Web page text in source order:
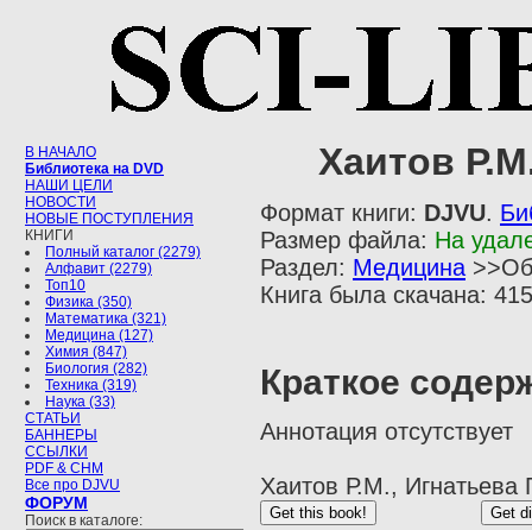
В НАЧАЛО
Библиотека на DVD
НАШИ ЦЕЛИ
НОВОСТИ
НОВЫЕ ПОСТУПЛЕНИЯ
КНИГИ
Полный каталог (2279)
Алфавит (2279)
Топ10
Физика (350)
Математика (321)
Медицина (127)
Химия (847)
Биология (282)
Техника (319)
Наука (33)
СТАТЬИ
БАННЕРЫ
ССЫЛКИ
PDF & CHM
Все про DJVU
ФОРУМ
Поиск в каталоге:
Хаитов
Формат книги: DJVU.
Размер файла: На
Раздел: Медицина
Книга была скачана:
Краткое
Аннотация отсутствует
Хаитов Р.М.,